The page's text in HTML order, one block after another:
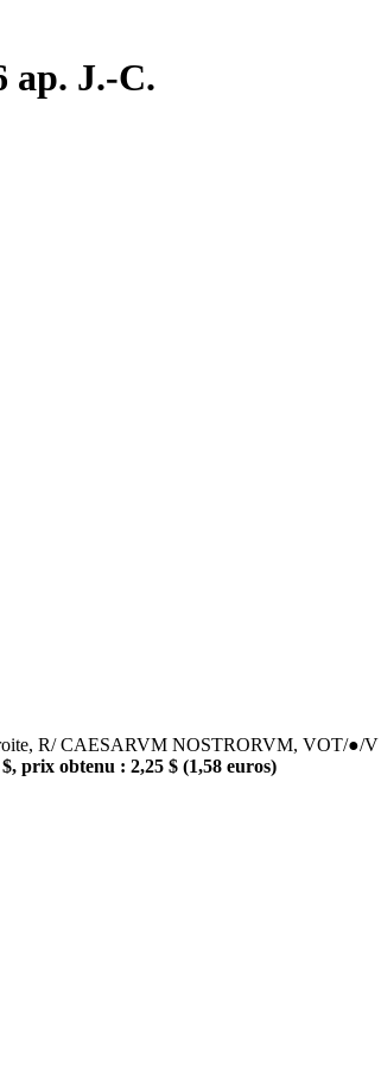
ap. J.-C.
R/ CAESARVM NOSTRORVM, VOT/●/V
prix obtenu : 2,25 $ (1,58 euros)